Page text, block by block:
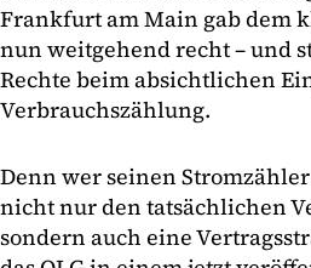
Frankfurt am Main gab dem
nun weitgehend recht – und
Rechte beim absichtlichen
Verbrauchszählung.
Denn wer seinen
nicht nur den tatsächlichen
sondern auch eine